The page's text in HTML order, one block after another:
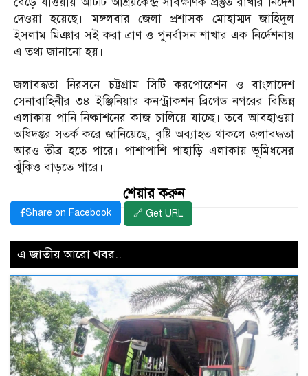
দেওয়া হয়েছে। মঙ্গলবার জেলা প্রশাসক মোহাম্মদ জাহিদুল
ইসলাম মিঞার সই করা ত্রাণ ও পুনর্বাসন শাখার এক নির্দেশনায়
এ তথ্য জানানো হয়।
জলাবদ্ধতা নিরসনে চট্টগ্রাম সিটি করপোরেশন ও বাংলাদেশ
সেনাবাহিনীর ৩৪ ইঞ্জিনিয়ার কনস্ট্রাকশন ব্রিগেড নগরের বিভিন্ন
এলাকায় পানি নিষ্কাশনের কাজ চালিয়ে যাচ্ছে। তবে আবহাওয়া
অধিদপ্তর সতর্ক করে জানিয়েছে, বৃষ্টি অব্যাহত থাকলে জলাবদ্ধতা
আরও তীব্র হতে পারে। পাশাপাশি পাহাড়ি এলাকায় ভূমিধসের
ঝুঁকিও বাড়তে পারে।
শেয়ার করুন
Share on Facebook 🔗 Get URL
এ জাতীয় আরো খবর..